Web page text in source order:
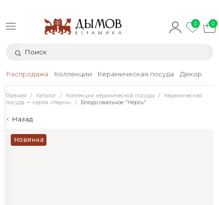
0 0
Распродажа Коллекции Керамическая посуда Декор
Главная Каталог Коллекции керамической посуды
Керамическая
посуда — серия «Нерль»
Блюдо овальное "Нерль"
Назад
Новинка